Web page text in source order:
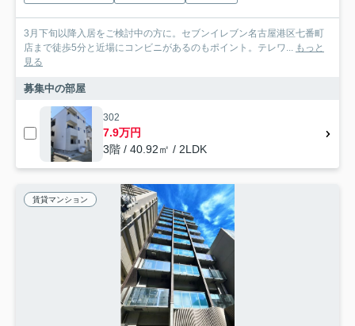
3月下旬以降入居をご検討中の方に。セブンイレブン名古屋港区七番町
店まで徒歩5分と近場にコンビニがあるのもポイント。テレワ...
もっと
見る
募集中の部屋
302
7.9万円
3階 / 40.92㎡ / 2LDK
賃貸マンション